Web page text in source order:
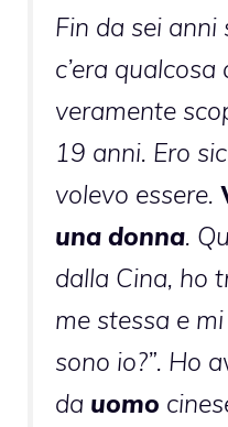
Fin da sei anni
c’era qualcosa
veramente
19 anni. Ero
volevo essere.
una donna.
dalla Cina, ho
me stessa e
sono io?”. Ho
da uomo